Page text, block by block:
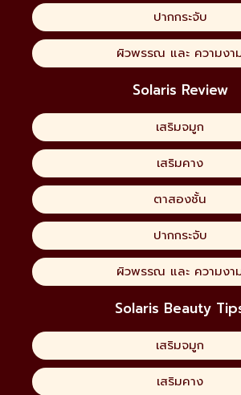
ปากกระจับ
ผิวพรรณ และ ความงา
Solaris Review
เสริมจมูก
เสริมคาง
ตาสองชั้น
ปากกระจับ
ผิวพรรณ และ ความงา
Solaris Beauty
เสริมจมูก
เสริมคาง